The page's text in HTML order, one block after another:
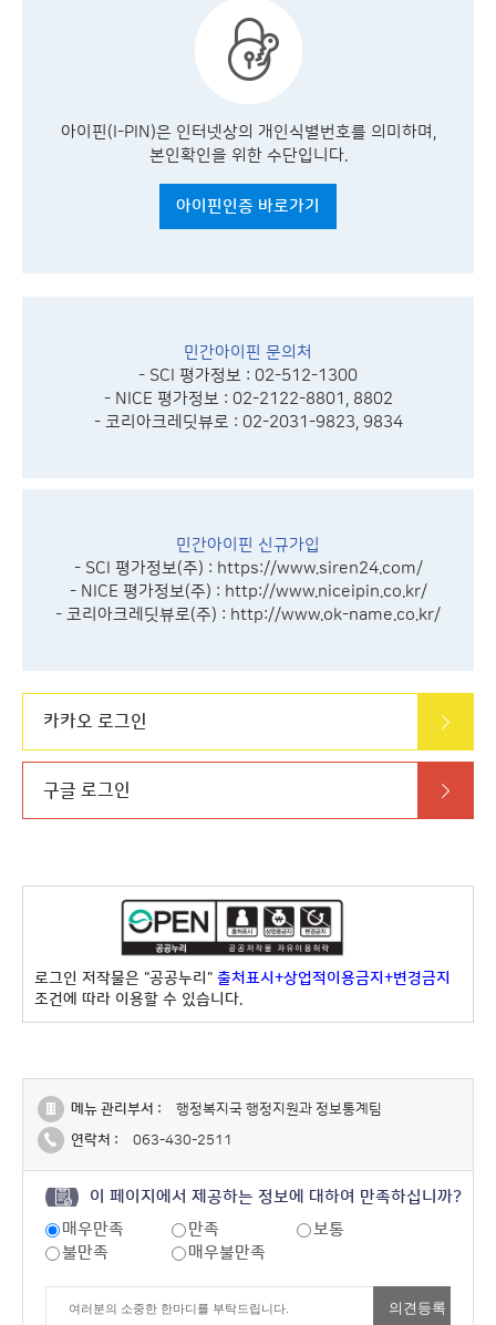
아이핀(I-PIN)은 인터넷상의 개인식별번호를 의미하며,
본인확인을 위한 수단입니다.
아이핀인증 바로가기
민간아이핀 문의처
- SCI 평가정보 : 02-512-1300
- NICE 평가정보 : 02-2122-8801, 8802
- 코리아크레딧뷰로 : 02-2031-9823, 9834
민간아이핀 신규가입
- SCI 평가정보(주) : https://www.siren24.com/
- NICE 평가정보(주) : http://www.niceipin.co.kr/
- 코리아크레딧뷰로(주) : http://www.ok-name.co.kr/
카카오 로그인
구글 로그인
로그인 저작물은 "공공누리" 출처표시+상업적이용금지+변경금지
조건에 따라 이용할 수 있습니다.
메뉴 관리부서 :
행정복지국 행정지원과 정보통계팀
연락처 :
063-430-2511
이 페이지에서 제공하는 정보에 대하여 만족하십니까?
매우만족
만족
보통
불만족
매우불만족